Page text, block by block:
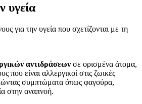
υγεία
για την υγεία που σχετίζονται με τη
αντιδράσεων σε ορισμένα άτομα,
που είναι αλλεργικοί στις ζωικές
συμπτώματα όπως φαγούρα,
στην αναπνοή.